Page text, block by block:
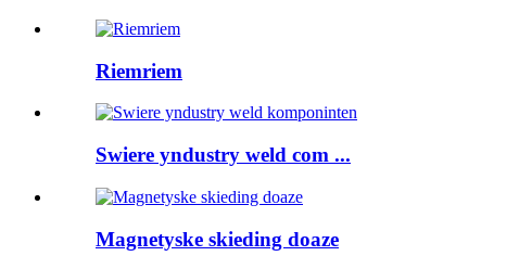
Riemriem
Swiere yndustry weld com ...
Magnetyske skieding doaze